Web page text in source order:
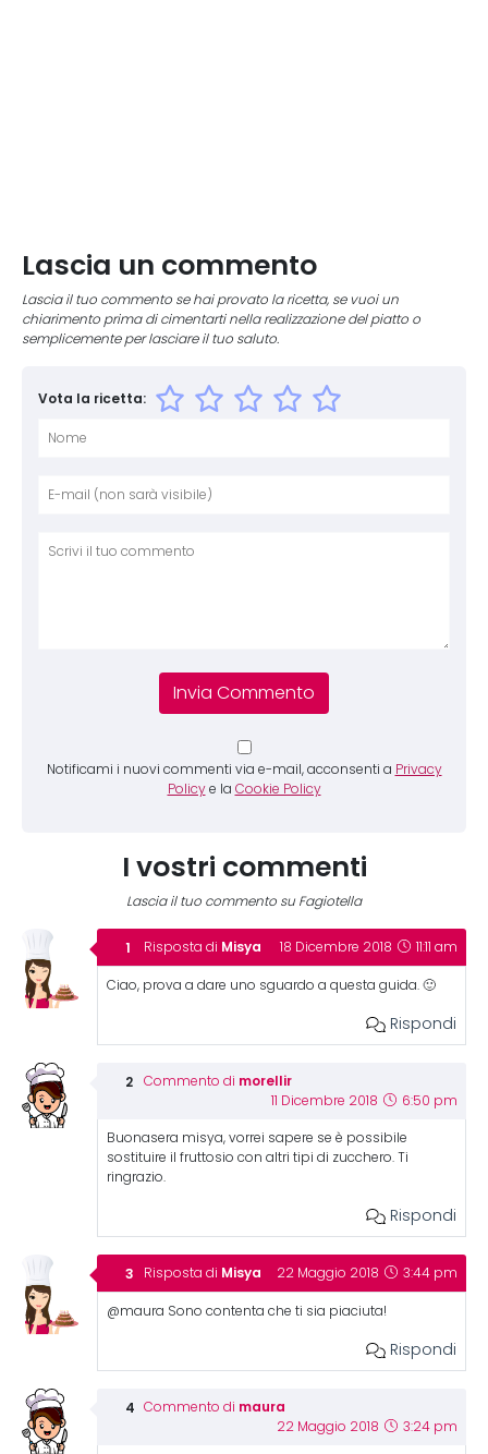
Lascia un commento
Lascia il tuo commento se hai provato la ricetta, se vuoi un
chiarimento prima di cimentarti nella realizzazione del piatto o
semplicemente per lasciare il tuo saluto.
Vota la ricetta:
Notificami i nuovi commenti via e-mail, acconsenti a Privacy
Policy e la Cookie Policy
I vostri commenti
Lascia il tuo commento su Fagiotella
Risposta di Misya 18 Dicembre 2018 11:11 am
Ciao, prova a dare uno sguardo a questa guida. 🙂
Rispondi
Commento di morellir
11 Dicembre 2018 6:50 pm
Buonasera misya, vorrei sapere se è possibile
sostituire il fruttosio con altri tipi di zucchero. Ti
ringrazio.
Rispondi
Risposta di Misya 22 Maggio 2018 3:44 pm
@maura Sono contenta che ti sia piaciuta!
Rispondi
Commento di maura
22 Maggio 2018 3:24 pm